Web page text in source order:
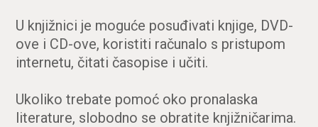
U knjižnici je moguće posuđivati knjige, DVD-
ove i CD-ove, koristiti računalo s pristupom
internetu, čitati časopise i učiti.
Ukoliko trebate pomoć oko pronalaska
literature, slobodno se obratite knjižničarima.